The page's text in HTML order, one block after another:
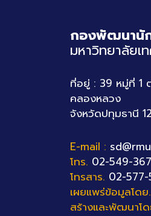
กองพัฒนานั
มหาวิทยาลัยเ
ที่อยู่ : 39 หมู่ที่ 1
คลองหลวง
จังหวัดปทุมธานี
E-mail :
โทร. 02-549-
โทรสาร. 02-577-
เผยแพร่ข้อมูลโดย.
สร้างและพัฒนาโ